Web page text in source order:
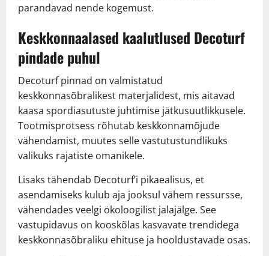
parandavad nende kogemust.
Keskkonnaalased kaalutlused Decoturf
pindade puhul
Decoturf pinnad on valmistatud
keskkonnasõbralikest materjalidest, mis aitavad
kaasa spordiasutuste juhtimise jätkusuutlikkusele.
Tootmisprotsess rõhutab keskkonnamõjude
vähendamist, muutes selle vastutustundlikuks
valikuks rajatiste omanikele.
Lisaks tähendab Decoturf’i pikaealisus, et
asendamiseks kulub aja jooksul vähem ressursse,
vähendades veelgi ökoloogilist jalajälge. See
vastupidavus on kooskõlas kasvavate trendidega
keskkonnasõbraliku ehituse ja hooldustavade osas.